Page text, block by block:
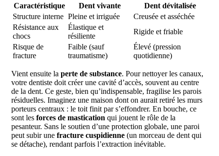
Caractéristique Dent vivante
Dent dévitalisée
Structure interne Pleine et irriguée
Creusée et asséchée
Résistance aux
chocs
Élastique et
résiliente
Rigide et friable
Risque de
fracture
Faible (sauf
traumatisme)
Élevé (pression
quotidienne)
Vient ensuite la perte de substance. Pour nettoyer les canaux,
votre dentiste doit créer une cavité d’accès, souvent au centre
de la dent. Ce geste, bien qu’indispensable, fragilise les parois
résiduelles. Imaginez une maison dont on aurait retiré les murs
porteurs centraux : le toit finit par s’effondrer. En bouche, ce
sont les forces de mastication qui jouent le rôle de la
pesanteur. Sans le soutien d’une protection globale, une paroi
peut subir une fracture cuspidienne (un morceau de dent qui
se détache), rendant parfois l’extraction inévitable.